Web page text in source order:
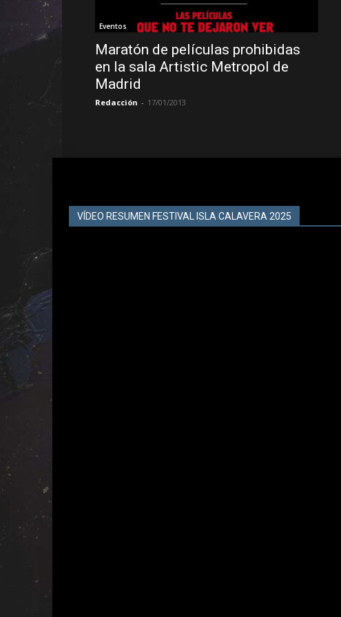
Eventos
Maratón de películas prohibidas
en la sala Artistic Metropol de
Madrid
Redacción - 17/01/2013
VÍDEO RESUMEN FESTIVAL ISLA CALAVERA 2025